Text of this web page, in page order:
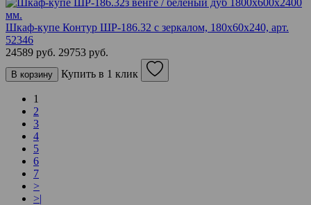
Шкаф-купе Контур ШР-186.32 с зеркалом, 180х60х240, арт.
52346
24589 руб. 29753 руб.
В корзину Купить в 1 клик
1
2
3
4
5
6
7
>
>|